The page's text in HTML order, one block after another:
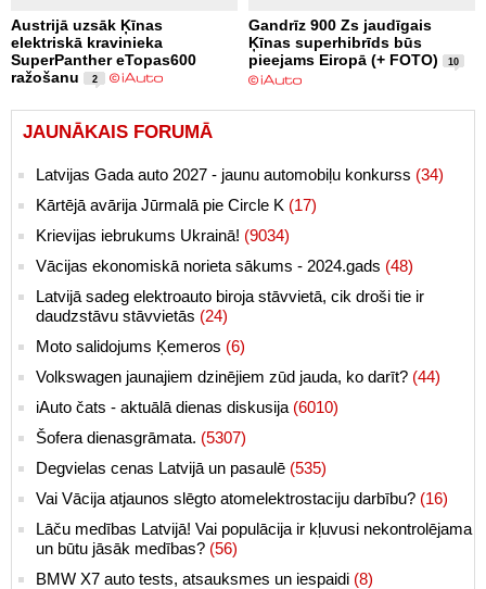
Austrijā uzsāk Ķīnas
elektriskā kravinieka
SuperPanther eTopas600
ražošanu
2
Gandrīz 900 Zs jaudīgais
Ķīnas superhibrīds būs
pieejams Eiropā (+ FOTO)
10
JAUNĀKAIS FORUMĀ
Latvijas Gada auto 2027 - jaunu automobiļu konkurss (34)
Kārtējā avārija Jūrmalā pie Circle K (17)
Krievijas iebrukums Ukrainā! (9034)
Vācijas ekonomiskā norieta sākums - 2024.gads (48)
Latvijā sadeg elektroauto biroja stāvvietā, cik droši tie ir
daudzstāvu stāvvietās (24)
Moto salidojums Ķemeros (6)
Volkswagen jaunajiem dzinējiem zūd jauda, ko darīt? (44)
iAuto čats - aktuālā dienas diskusija (6010)
Šofera dienasgrāmata. (5307)
Degvielas cenas Latvijā un pasaulē (535)
Vai Vācija atjaunos slēgto atomelektrostaciju darbību? (16)
Lāču medības Latvijā! Vai populācija ir kļuvusi nekontrolējama
un būtu jāsāk medības? (56)
BMW X7 auto tests, atsauksmes un iespaidi (8)